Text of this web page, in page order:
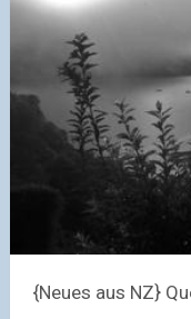
{Neues aus NZ}